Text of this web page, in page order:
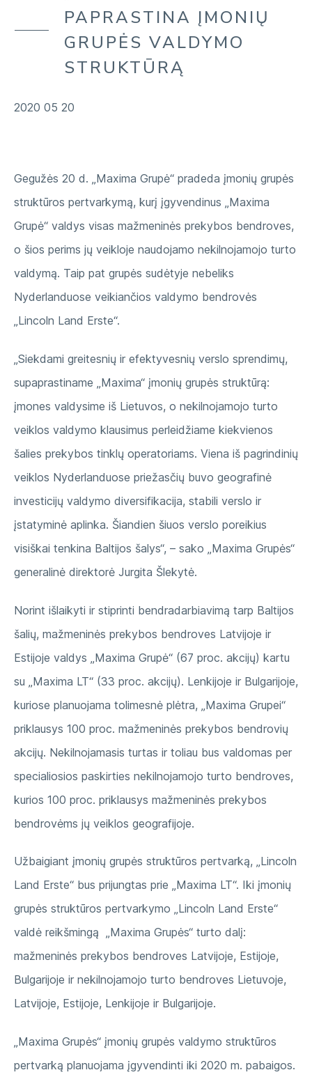
MŪSŲ TIEKIMO GRANDINĖ
PAPRASTINA ĮMONIŲ
GRUPĖS VALDYMO
STRUKTŪRĄ
2020 05 20
Gegužės 20 d. „Maxima Grupė“ pradeda įmonių grupės
struktūros pertvarkymą, kurį įgyvendinus „Maxima
Grupė“ valdys visas mažmeninės prekybos bendroves,
o šios perims jų veikloje naudojamo nekilnojamojo turto
valdymą. Taip pat grupės sudėtyje nebeliks
Nyderlanduose veikiančios valdymo bendrovės
„Lincoln Land Erste“.
„Siekdami greitesnių ir efektyvesnių verslo sprendimų,
supaprastiname „Maxima“ įmonių grupės struktūrą:
įmones valdysime iš Lietuvos, o nekilnojamojo turto
veiklos valdymo klausimus perleidžiame kiekvienos
šalies prekybos tinklų operatoriams. Viena iš pagrindinių
veiklos Nyderlanduose priežasčių buvo geografinė
investicijų valdymo diversifikacija, stabili verslo ir
įstatyminė aplinka. Šiandien šiuos verslo poreikius
visiškai tenkina Baltijos šalys“, – sako „Maxima Grupės“
generalinė direktorė Jurgita Šlekytė.
Norint išlaikyti ir stiprinti bendradarbiavimą tarp Baltijos
šalių, mažmeninės prekybos bendroves Latvijoje ir
Estijoje valdys „Maxima Grupė“ (67 proc. akcijų) kartu
su „Maxima LT“ (33 proc. akcijų). Lenkijoje ir Bulgarijoje,
kuriose planuojama tolimesnė plėtra, „Maxima Grupei“
priklausys 100 proc. mažmeninės prekybos bendrovių
akcijų. Nekilnojamasis turtas ir toliau bus valdomas per
specialiosios paskirties nekilnojamojo turto bendroves,
kurios 100 proc. priklausys mažmeninės prekybos
bendrovėms jų veiklos geografijoje.
Užbaigiant įmonių grupės struktūros pertvarką, „Lincoln
Land Erste“ bus prijungtas prie „Maxima LT“. Iki įmonių
grupės struktūros pertvarkymo „Lincoln Land Erste“
valdė reikšmingą „Maxima Grupės“ turto dalį:
mažmeninės prekybos bendroves Latvijoje, Estijoje,
Bulgarijoje ir nekilnojamojo turto bendroves Lietuvoje,
Latvijoje, Estijoje, Lenkijoje ir Bulgarijoje.
„Maxima Grupės“ įmonių grupės valdymo struktūros
pertvarką planuojama įgyvendinti iki 2020 m. pabaigos.